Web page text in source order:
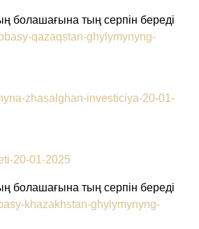
болашағына тың серпін береді
qazaqstan-ghylymynyng-
zhasalghan-investiciya-20-01-
20-01-2025
болашағына тың серпін береді
khazakhstan-ghylymynyng-